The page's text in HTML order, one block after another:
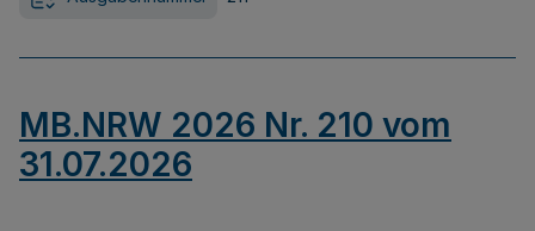
MB.NRW 2026 Nr. 210 vom
31.07.2026